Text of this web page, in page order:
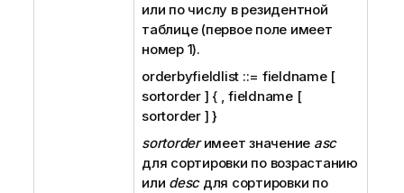
или по числу в резидентной
таблице (первое поле имеет
номер 1).
orderbyfieldlist ::= fieldname [
sortorder ] { , fieldname [
sortorder ] }
sortorderимеет значение asc
для сортировки по возрастанию
или descдля сортировки по